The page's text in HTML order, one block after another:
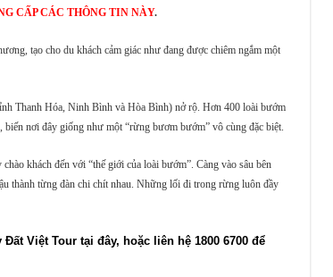
CẤP CÁC THÔNG TIN NÀY.
tạo cho du khách cảm giác như đang được chiêm ngắm một
Thanh Hóa, Ninh Bình và Hòa Bình) nở rộ. Hơn 400 loài bướm
nơi đây giống như một “rừng bươm bướm” vô cùng đặc biệt.
khách đến với “thế giới của loài bướm”. Càng vào sâu bên
thành từng đàn chi chít nhau. Những lối đi trong rừng luôn đầy
Đất Việt Tour tại đây, hoặc liên hệ 1800 6700 để